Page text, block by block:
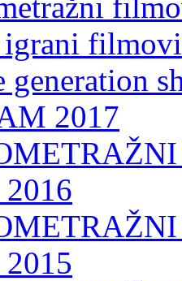
filmovi
generation
2017
2016